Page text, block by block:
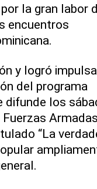
la gran labor
encuentros
y logró
del programa
difunde los
“La